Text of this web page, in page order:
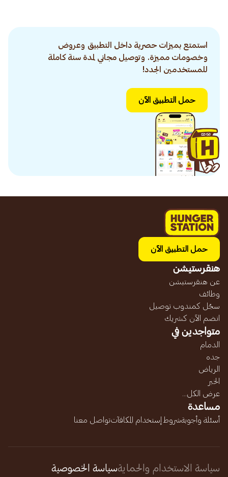
استمتع بميزات حصرية داخل التطبيق وعروض
وخصومات مميزة. وتوصيل مجاني لمدة سنة كاملة
للمستخدمين الجدد!
حمل التطبيق الآن
حمل التطبيق الآن
هنقرستيشن
عن هنقرستيشن
وظائف
سجّل كمندوب توصيل
انضم الآن كشريك
متواجدين في
الدمام
جده
الرياض
الخبر
عرض الكل...
مساعدة
أسئلة وأجوبةشروط إستخدام المكافآتتواصل معنا
سياسة الاستخدام والحمايةسياسة الخصوصية